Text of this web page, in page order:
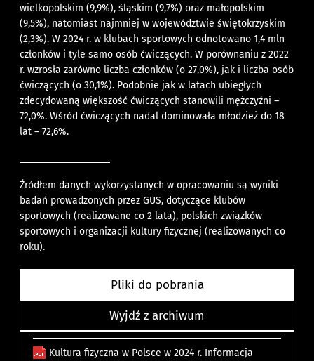
wielkopolskim (9,9%), śląskim (9,7%) oraz małopolskim
(9,5%), natomiast najmniej w województwie świętokrzyskim
(2,3%). W 2024 r. w klubach sportowych odnotowano 1,4 mln
członków i tyle samo osób ćwiczących. W porównaniu z 2022
r. wzrosła zarówno liczba członków (o 27,0%), jak i liczba osób
ćwiczących (o 30,1%). Podobnie jak w latach ubiegłych
zdecydowaną większość ćwiczących stanowili mężczyźni –
72,0%. Wśród ćwiczących nadal dominowała młodzież do 18
lat – 72,6%.
Źródłem danych wykorzystanych w opracowaniu są wyniki
badań prowadzonych przez GUS, dotyczące klubów
sportowych (realizowane co 2 lata), polskich związków
sportowych i organizacji kultury fizycznej (realizowanych co
roku).
Pliki do pobrania
Wyjdź z archiwum
Kultura fizyczna w Polsce w 2024 r. Informacja